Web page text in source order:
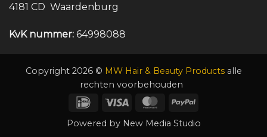
4181 CD Waardenburg
KvK nummer: 64998088
Copyright 2026 © MW Hair & Beauty Productsalle
rechten voorbehouden
IDeal
Visa MasterCardPayPal
Powered by New Media Studio